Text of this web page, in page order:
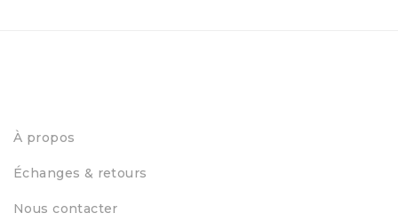
À propos
Échanges & retours
Nous contacter